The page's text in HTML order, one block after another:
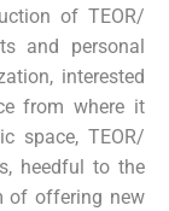
of TEOR/
and personal
interested
from where it
space, TEOR/
heedful to the
of offering new